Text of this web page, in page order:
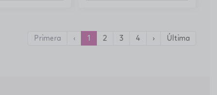
Primera ‹ 1 2 3 4 › Última